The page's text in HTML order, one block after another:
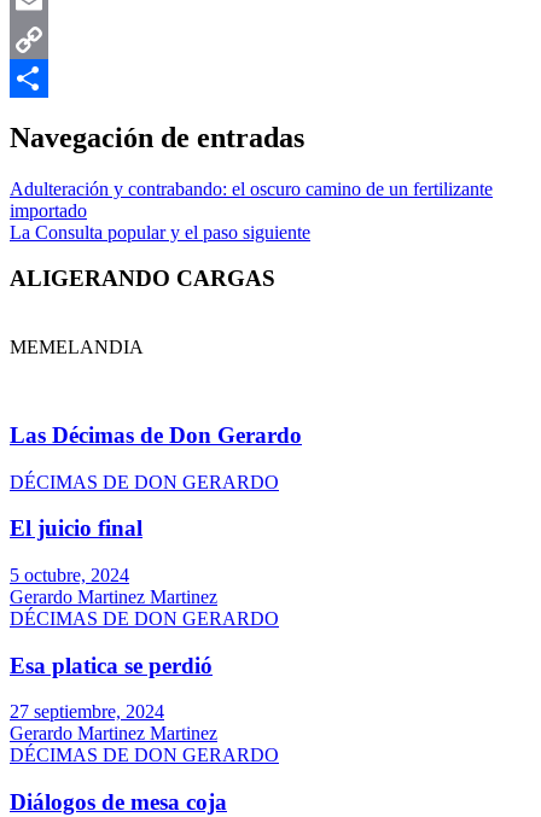
Email
Copy
Navegación de entradas
Adulteración y contrabando: el oscuro camino de un fertilizante
importado
La Consulta popular y el paso siguiente
ALIGERANDO CARGAS
MEMELANDIA
Las Décimas de Don Gerardo
DÉCIMAS DE DON GERARDO
El juicio final
5 octubre, 2024
Gerardo Martinez Martinez
DÉCIMAS DE DON GERARDO
Esa platica se perdió
27 septiembre, 2024
Gerardo Martinez Martinez
DÉCIMAS DE DON GERARDO
Diálogos de mesa coja